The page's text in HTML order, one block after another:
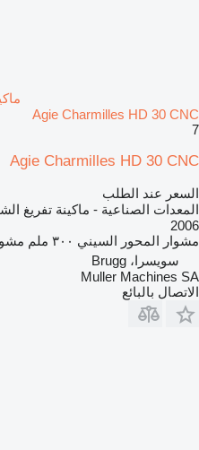
Agie Charmilles HD 30 CNC
7
Agie Charmilles HD 30 CNC
السعر عند الطلب
المعدات الصناعية - ماكينة تفريغ
2006
مشوار المحور السيني ٣٠٠ ملم
سويسرا، Brugg
Muller Machines SA
الاتصال بالبائع